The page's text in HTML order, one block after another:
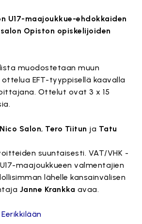
U17-maajoukkue-ehdokkaiden
Opiston opiskelijoiden
muodostetaan muun
EFT-tyyppisellä kaavalla
Ottelut ovat 3 x 15
Nico Salon, Tero Tiitun ja Tatu
suuntaisesti. VAT/VHK -
maajoukkueen valmentajien
lähelle kansainvälisen
Janne Krankka avaa.